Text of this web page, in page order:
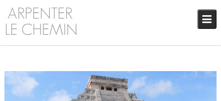
Skip
content
1 décembre 2018
Audrey
Blog,Réflexions